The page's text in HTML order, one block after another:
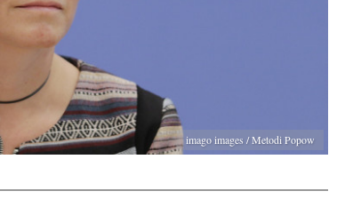
imago images / Metodi Popow